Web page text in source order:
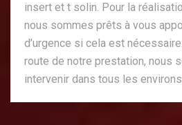
insert et t solin. Pour la
nous sommes prêts à vous
d’urgence si cela est
route de notre prestation, nous
intervenir dans tous les